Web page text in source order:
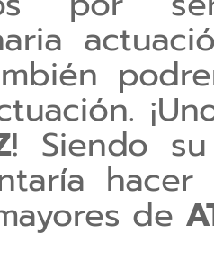
! Siendo
de